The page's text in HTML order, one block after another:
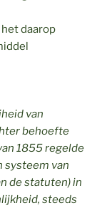
daarop
van
behoefte
1855 regelde
systeem van
de statuten) in
steeds